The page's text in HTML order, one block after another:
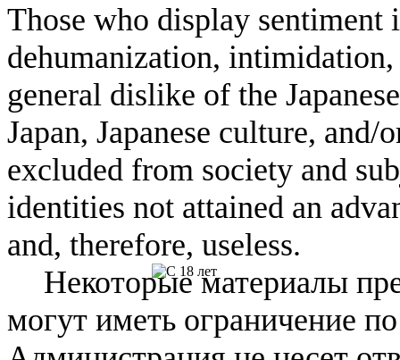
Those who display
dehumanization,
general dislike of the
Japan, Japanese culture, and/
excluded from society and
identities not attained an
and, therefore, useless.
Некоторые материалы
могут иметь ограничение